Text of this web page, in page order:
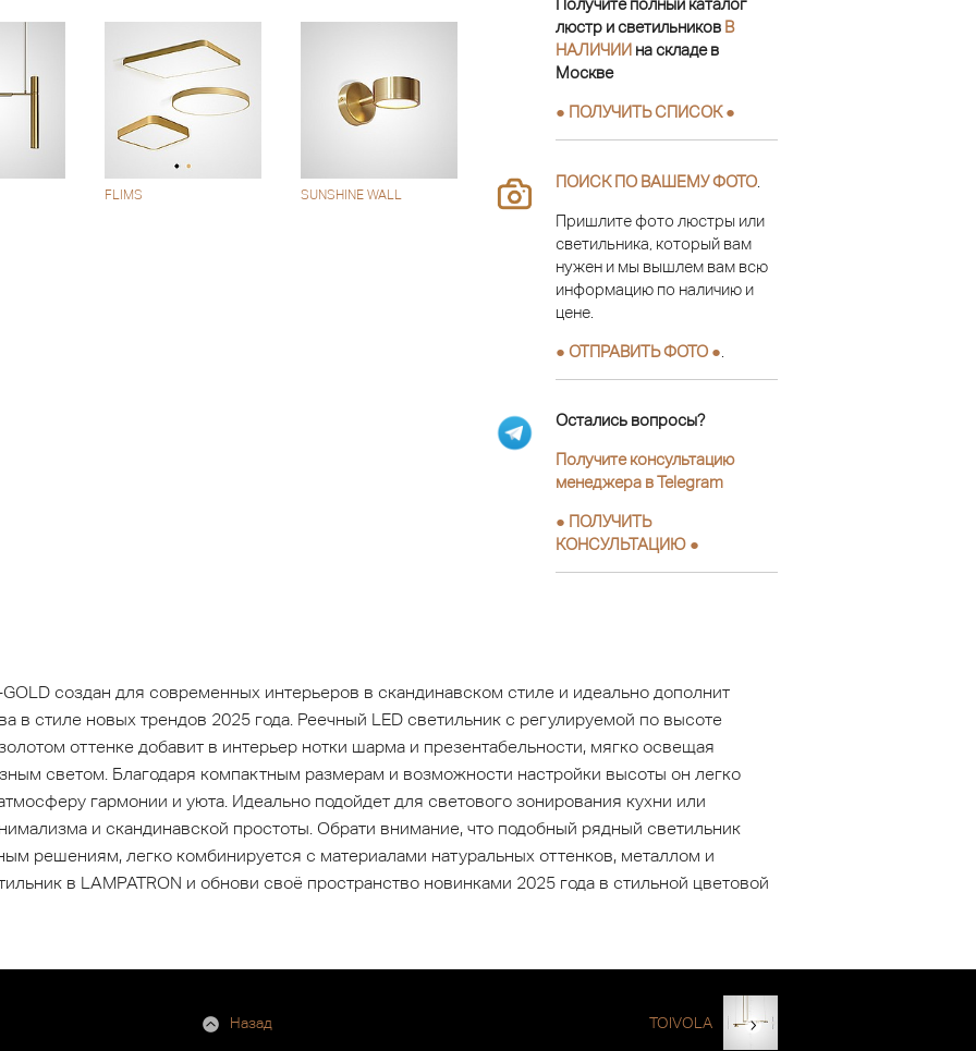
FLIMS SUNSHINE WALL
Получите полный каталог
люстр и светильников В
НАЛИЧИИ на складе в
Москве
● ПОЛУЧИТЬ СПИСОК ●
ПОИСК ПО ВАШЕМУ ФОТО
Пришлите фото люстры или
светильника, который вам
нужен и мы вышлем вам всю
информацию по наличию и
цене.
● ОТПРАВИТЬ ФОТО ●
Остались вопросы?
Получите консультацию
менеджера в Telegram
● ПОЛУЧИТЬ
КОНСУЛЬТАЦИЮ ●
создан для современных интерьеров в скандинавском стиле и идеально дополнит
в стиле новых трендов 2025 года. Реечный LED светильник с регулируемой по высоте
оттенке добавит в интерьер нотки шарма и презентабельности, мягко освещая
светом. Благодаря компактным размерам и возможности настройки высоты он легко
гармонии и уюта. Идеально подойдет для светового зонирования кухни или
и скандинавской простоты. Обрати внимание, что подобный рядный светильник
решениям, легко комбинируется с материалами натуральных оттенков, металлом и
в LAMPATRON и обнови своё пространство новинками 2025 года в стильной цветовой
Назад TOIVOLA